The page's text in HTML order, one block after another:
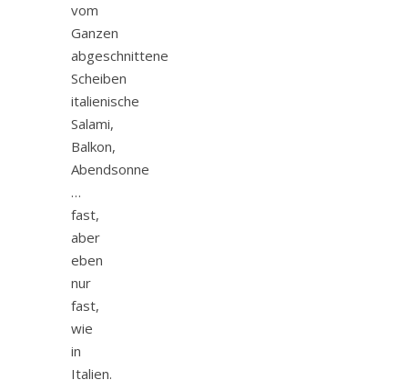
vom
Ganzen
abgeschnittene
Scheiben
italienische
Salami,
Balkon,
Abendsonne
…
fast,
aber
eben
nur
fast,
wie
in
Italien.